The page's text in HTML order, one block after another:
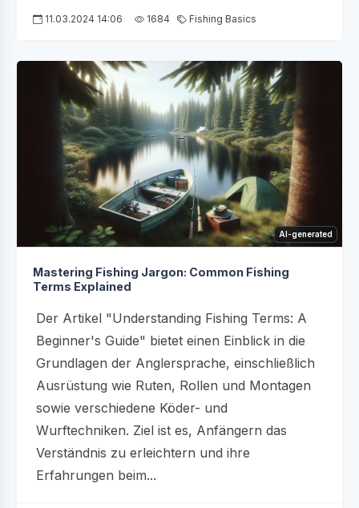
11.03.2024 14:06 1684 Fishing Basics
AI-generated
Mastering Fishing Jargon: Common Fishing
Terms Explained
Der Artikel "Understanding Fishing Terms: A
Beginner's Guide" bietet einen Einblick in die
Grundlagen der Anglersprache, einschließlich
Ausrüstung wie Ruten, Rollen und Montagen
sowie verschiedene Köder- und
Wurftechniken. Ziel ist es, Anfängern das
Verständnis zu erleichtern und ihre
Erfahrungen beim...